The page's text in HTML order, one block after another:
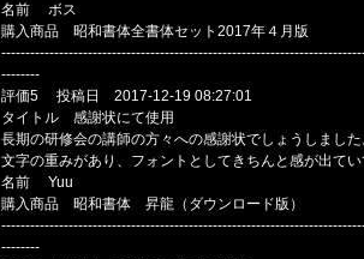
名前 ボス
購入商品 昭和書体全書体セット2017年４月版
--------
評価5 投稿日 2017-12-19 08:27:01
タイトル 感謝状にて使用
長期の研修会の講師の方々への感謝状でしょうしました
文字の重みがあり、フォントとしてきちんと感が出てい
名前 Yuu
購入商品 昭和書体 昇龍（ダウンロード版）
--------